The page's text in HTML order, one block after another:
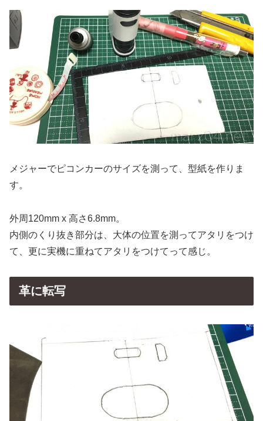
メジャーでピコンカーのサイズを測って、型紙を作りま
す。
外周120mm x 高さ6.8mm。
内側のくり抜き部分は、大体の位置を測ってアタリをつけ
て、更に実機に重ねてアタリをつけてって感じ。
革に転写